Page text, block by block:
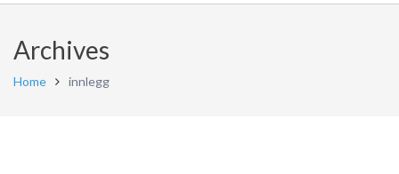
Archives
Home innlegg